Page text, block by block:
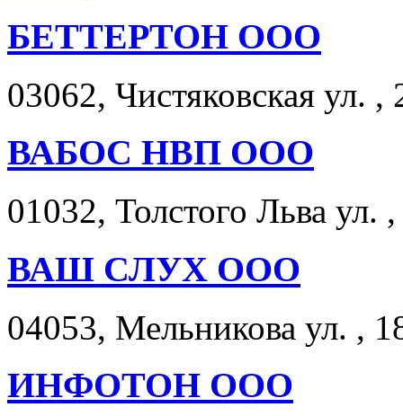
БЕТТЕРТОН ООО
03062, Чистяковская ул.
ВАБОС НВП ООО
01032, Толстого Льва ул.
ВАШ СЛУХ ООО
04053, Мельникова ул. ,
ИНФОТОН ООО